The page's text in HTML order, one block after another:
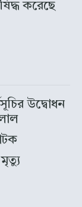
করেছে
উদ্বোধন